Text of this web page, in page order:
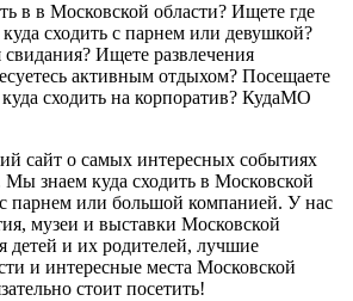
в в Московской области? Ищете где
сходить с парнем или девушкой?
Ищете развлечения
активным отдыхом? Посещаете
сходить на корпоратив? КудаМО
сайт о самых интересных событиях
Мы знаем куда сходить в Московской
парнем или большой компанией. У нас
музеи и выставки Московской
детей и их родителей, лучшие
и интересные места Московской
стоит посетить!